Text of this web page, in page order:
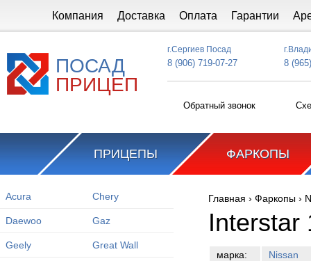
Компания Доставка Оплата Гарантии
ПОСАД
ПРИЦЕП
г.Сергиев Посад
8 (906) 719-07-27 8
Обратный звонок
ПРИЦЕПЫ ФАРКОПЫ
Acura Chery
Daewoo Gaz
Geely Great Wall
Вы здесь
Главная › Фаркопы ›
Interstar
марка:
Nissan